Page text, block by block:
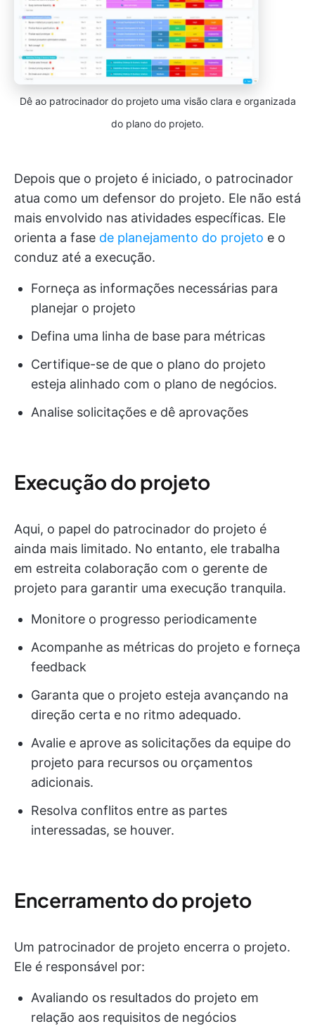
Dê ao patrocinador do projeto uma visão clara e organizada
do plano do projeto.
Depois que o projeto é iniciado, o patrocinador
atua como um defensor do projeto. Ele não está
mais envolvido nas atividades específicas. Ele
orienta a fase de planejamento do projeto e o
conduz até a execução.
Forneça as informações necessárias para
planejar o projeto
Defina uma linha de base para métricas
Certifique-se de que o plano do projeto
esteja alinhado com o plano de negócios.
Analise solicitações e dê aprovações
Execução do projeto
Aqui, o papel do patrocinador do projeto é
ainda mais limitado. No entanto, ele trabalha
em estreita colaboração com o gerente de
projeto para garantir uma execução tranquila.
Monitore o progresso periodicamente
Acompanhe as métricas do projeto e forneça
feedback
Garanta que o projeto esteja avançando na
direção certa e no ritmo adequado.
Avalie e aprove as solicitações da equipe do
projeto para recursos ou orçamentos
adicionais.
Resolva conflitos entre as partes
interessadas, se houver.
Encerramento do projeto
Um patrocinador de projeto encerra o projeto.
Ele é responsável por:
Avaliando os resultados do projeto em
relação aos requisitos de negócios